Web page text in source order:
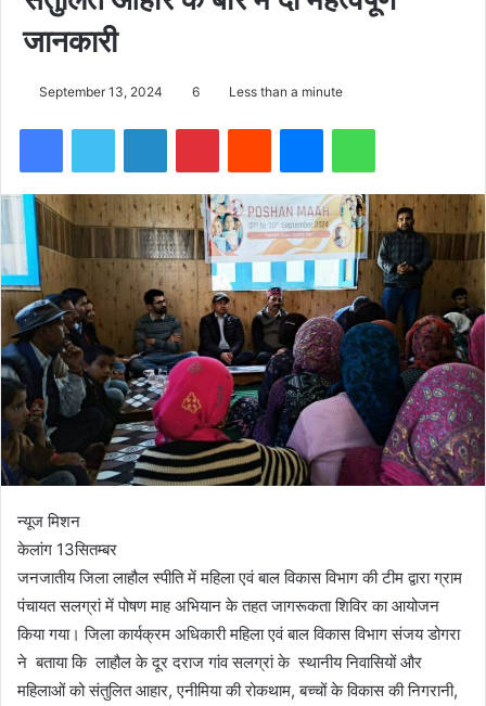
जानकारी
September 13, 2024 6 Less than a minute
न्यूज मिशन
केलांग 13सितम्बर
जनजातीय जिला लाहौल स्पीति में महिला एवं बाल विकास विभाग की टीम द्वारा ग्राम
पंचायत सलग्रां में पोषण माह अभियान के तहत जागरूकता शिविर का आयोजन
किया गया। जिला कार्यक्रम अधिकारी महिला एवं बाल विकास विभाग संजय डोगरा
ने बताया कि लाहौल के दूर दराज गांव सलग्रां के स्थानीय निवासियों और
महिलाओं को संतुलित आहार, एनीमिया की रोकथाम, बच्चों के विकास की निगरानी, ​​